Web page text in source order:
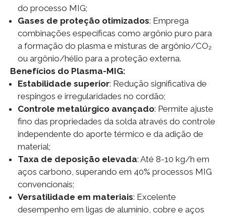
do processo MIG;
Gases de proteção otimizados: Emprega
combinações específicas como argônio puro para
a formação do plasma e misturas de argônio/CO₂
ou argônio/hélio para a proteção externa.
Benefícios do Plasma-MIG:
Estabilidade superior: Redução significativa de
respingos e irregularidades no cordão;
Controle metalúrgico avançado: Permite ajuste
fino das propriedades da solda através do controle
independente do aporte térmico e da adição de
material;
Taxa de deposição elevada: Até 8-10 kg/h em
aços carbono, superando em 40% processos MIG
convencionais;
Versatilidade em materiais: Excelente
desempenho em ligas de alumínio, cobre e aços